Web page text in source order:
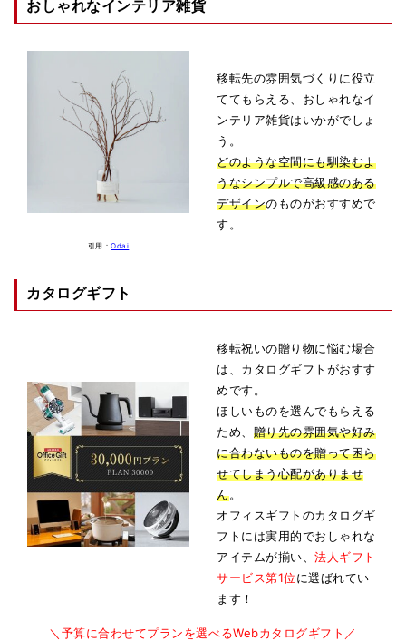
おしゃれなインテリア雑貨
引用：Odai
移転先の雰囲気づくりに役立
ててもらえる、おしゃれなイ
ンテリア雑貨はいかがでしょ
う。
どのような空間にも馴染むよ
うなシンプルで高級感のある
デザインのものがおすすめで
す。
カタログギフト
移転祝いの贈り物に悩む場合
は、カタログギフトがおすす
めです。
ほしいものを選んでもらえる
ため、 贈り先の雰囲気や好み
に合わないものを贈って困ら
せてしまう心配がありませ
ん。
オフィスギフトのカタログギ
フトには実用的でおしゃれな
アイテムが揃い、法人ギフト
サービス第1位に選ばれてい
ます！
＼予算に合わせてプランを選べるWebカタログギフト／